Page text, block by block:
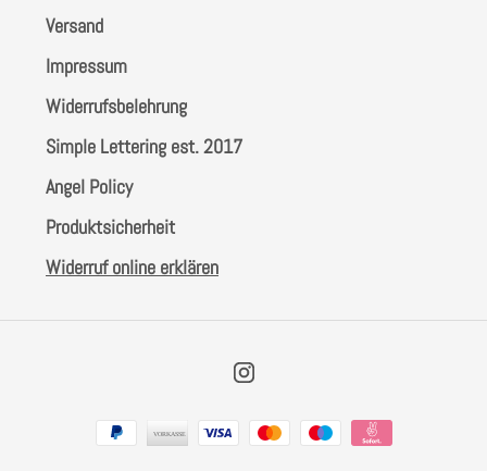
Versand
Impressum
Widerrufsbelehrung
Simple Lettering est. 2017
Angel Policy
Produktsicherheit
Widerruf online erklären
Zahlungsarten